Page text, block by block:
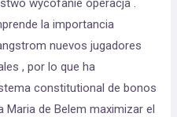
la importancia
nuevos jugadores
, por lo que ha
constitutional de bonos
de Belem maximizar el